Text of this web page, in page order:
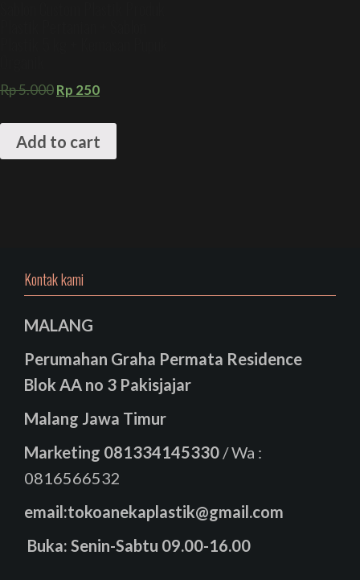
Rp5.000Rp 250
Add to cart
Kontak kami
MALANG
Perumahan Graha Permata Residence
Blok AA no 3 Pakisjajar
Malang Jawa Timur
Marketing 081334145330 / Wa :
0816566532
email:tokoanekaplastik@gmail.com
Buka: Senin-Sabtu 09.00-16.00